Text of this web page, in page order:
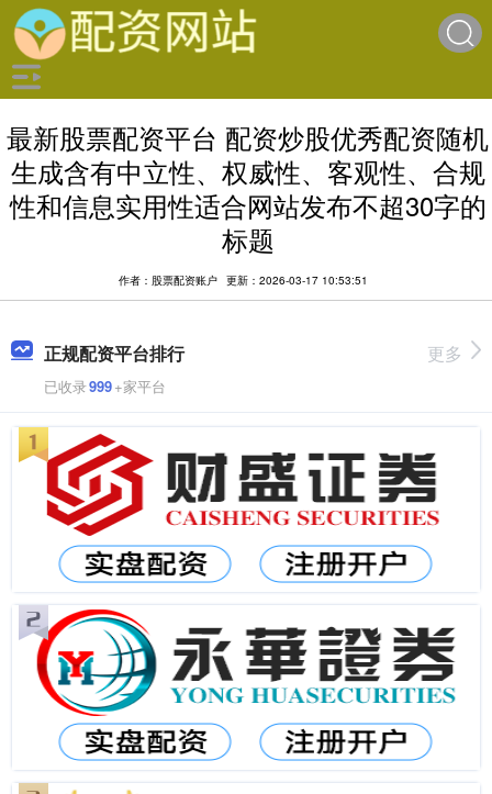
最新股票配资平台 配资炒股优秀配资随机
生成含有中立性、权威性、客观性、合规
性和信息实用性适合网站发布不超30字的
标题
作者：股票配资账户 更新：2026-03-17 10:53:51
正规配资平台排行
已收录999+家平台
更多